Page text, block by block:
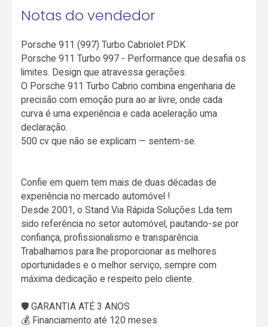
Notas do vendedor
Porsche 911 (997) Turbo Cabriolet PDK
Porsche 911 Turbo 997 - Performance que desafia os
limites. Design que atravessa gerações.
O Porsche 911 Turbo Cabrio combina engenharia de
precisão com emoção pura ao ar livre, onde cada
curva é uma experiência e cada aceleração uma
declaração.
500 cv que não se explicam — sentem-se.
Confie em quem tem mais de duas décadas de
experiência no mercado automóvel !
Desde 2001, o Stand Via Rápida Soluções Lda tem
sido referência no setor automóvel, pautando-se por
confiança, profissionalismo e transparência.
Trabalhamos para lhe proporcionar as melhores
oportunidades e o melhor serviço, sempre com
máxima dedicação e respeito pelo cliente.
🛡️ GARANTIA ATÉ 3 ANOS
💰 Financiamento até 120 meses